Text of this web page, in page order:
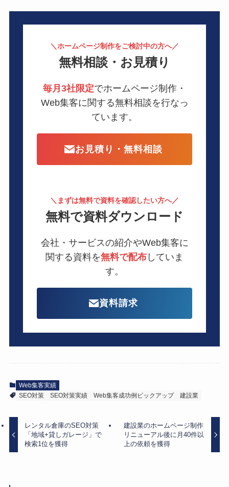
＼ホームページ制作をご検討中の方へ／
無料相談・お見積り
毎月3社限定でホームページ制作・
Web集客に関する無料相談を行なっ
ています。
お見積り・無料相談
＼まずは無料で資料を確認したい方へ／
無料で資料ダウンロード
会社・サービスの紹介やWeb集客に
関する資料を無料で配布 していま
す。
資料請求
Web集客実績
SEO対策
SEO対策実績 Web集客成功例ピックアップ 建設業
レンタル倉庫のSEO対策
「地域+貸しガレージ」で
検索1位を獲得
建設業のホームページ制作
リニューアル後に月40件以
上の依頼を獲得